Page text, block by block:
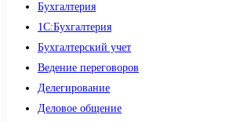
Бухгалтерия
1C:Бухгалтерия
Бухгалтерский учет
Ведение переговоров
Делегирование
Деловое общение